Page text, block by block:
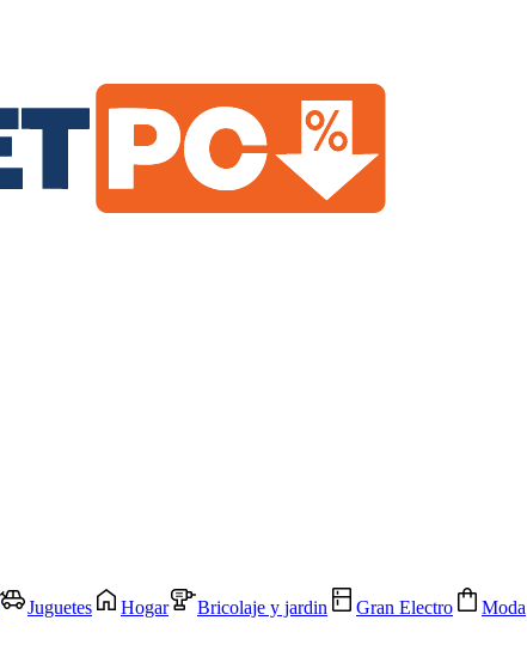
Juguetes Hogar Bricolaje y jardin Gran Electro Moda